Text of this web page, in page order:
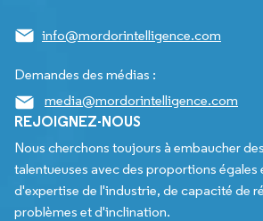
info@mordorintelligence.com
Demandes des médias :
media@mordorintelligence.com
REJOIGNEZ-NOUS
Nous cherchons toujours à embaucher
talentueuses avec des proportions égales
d'expertise de l'industrie, de capacité de
problèmes et d'inclination.